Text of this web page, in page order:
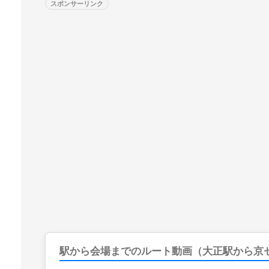
スポンサーリンク
駅から会場までのルート動画（大正駅から京